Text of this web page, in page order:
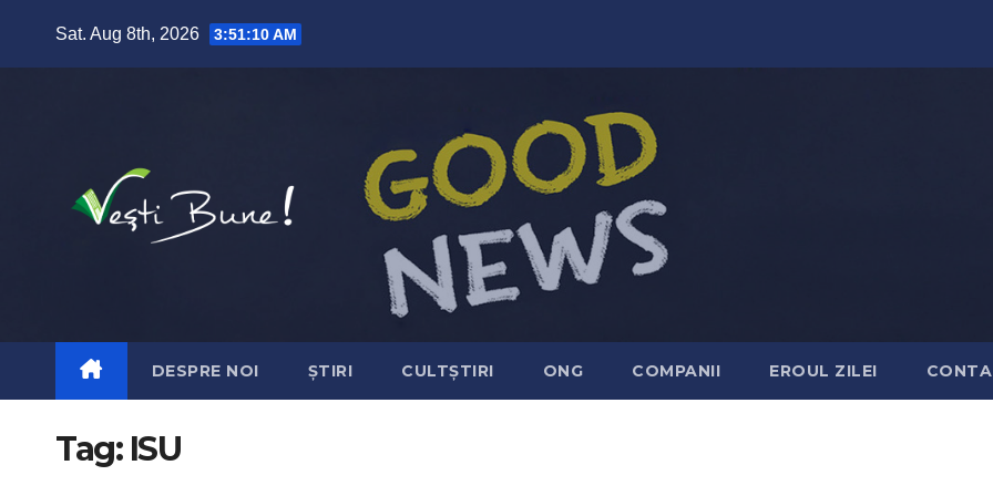
Sat. Aug 8th, 2026
3:51:10 AM
DESPRE NOI ȘTIRI CULTȘTIRI ONG COMPANII EROUL ZILEI
Tag: ISU